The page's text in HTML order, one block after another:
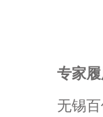
专家履
无锡百佳